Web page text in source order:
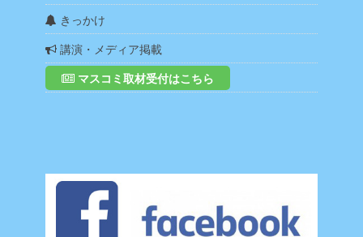
きっかけ
講演・メディア掲載
マスコミ取材受付はこちら